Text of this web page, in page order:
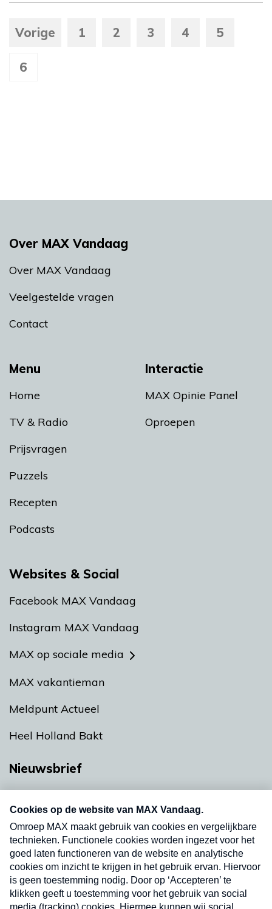
Vorige 1 2 3 4 5
6
Menu
Home
TV & Radio
Prijsvragen
Puzzels
Recepten
Podcasts
Interactie
MAX Opinie Panel
Oproepen
Over MAX Vandaag
Over MAX Vandaag
Veelgestelde vragen
Contact
Websites & Social
Facebook MAX Vandaag
Instagram MAX Vandaag
MAX op sociale media
MAX vakantieman
Meldpunt Actueel
Heel Holland Bakt
Nieuwsbrief
nieuwsbrief. Elke vrijdag- en dinsdagochtend in
uw mailbox.
Verzend